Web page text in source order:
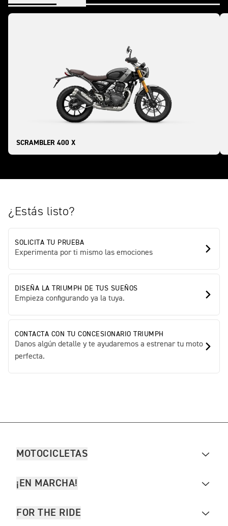
SCRAMBLER 400 X
¿Estás listo?
SOLICITA TU PRUEBA
Experimenta por ti mismo las emociones
DISEÑA LA TRIUMPH DE TUS SUEÑOS
Empieza configurando ya la tuya.
CONTACTA CON TU CONCESIONARIO TRIUMPH
Danos algún detalle y te ayudaremos a estrenar tu moto
perfecta.
MOTOCICLETAS
¡EN MARCHA!
FOR THE RIDE